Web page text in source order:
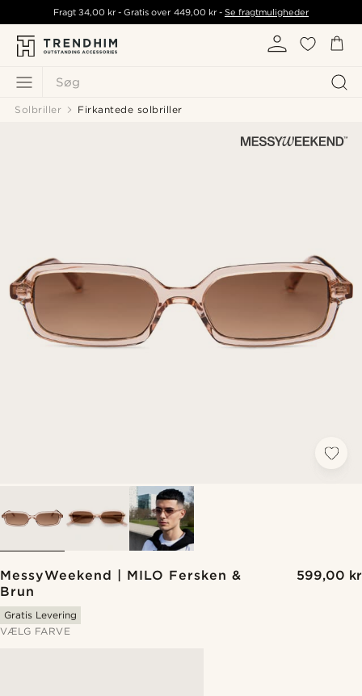
Søg
Fragt34,00 kr - Gratis over 449,00 kr- Se fragtmuligheder
Solbriller Firkantede solbriller
MessyWeekend | MILO Fersken &
Brun
599,00 kr
Gratis Levering
VÆLG FARVE